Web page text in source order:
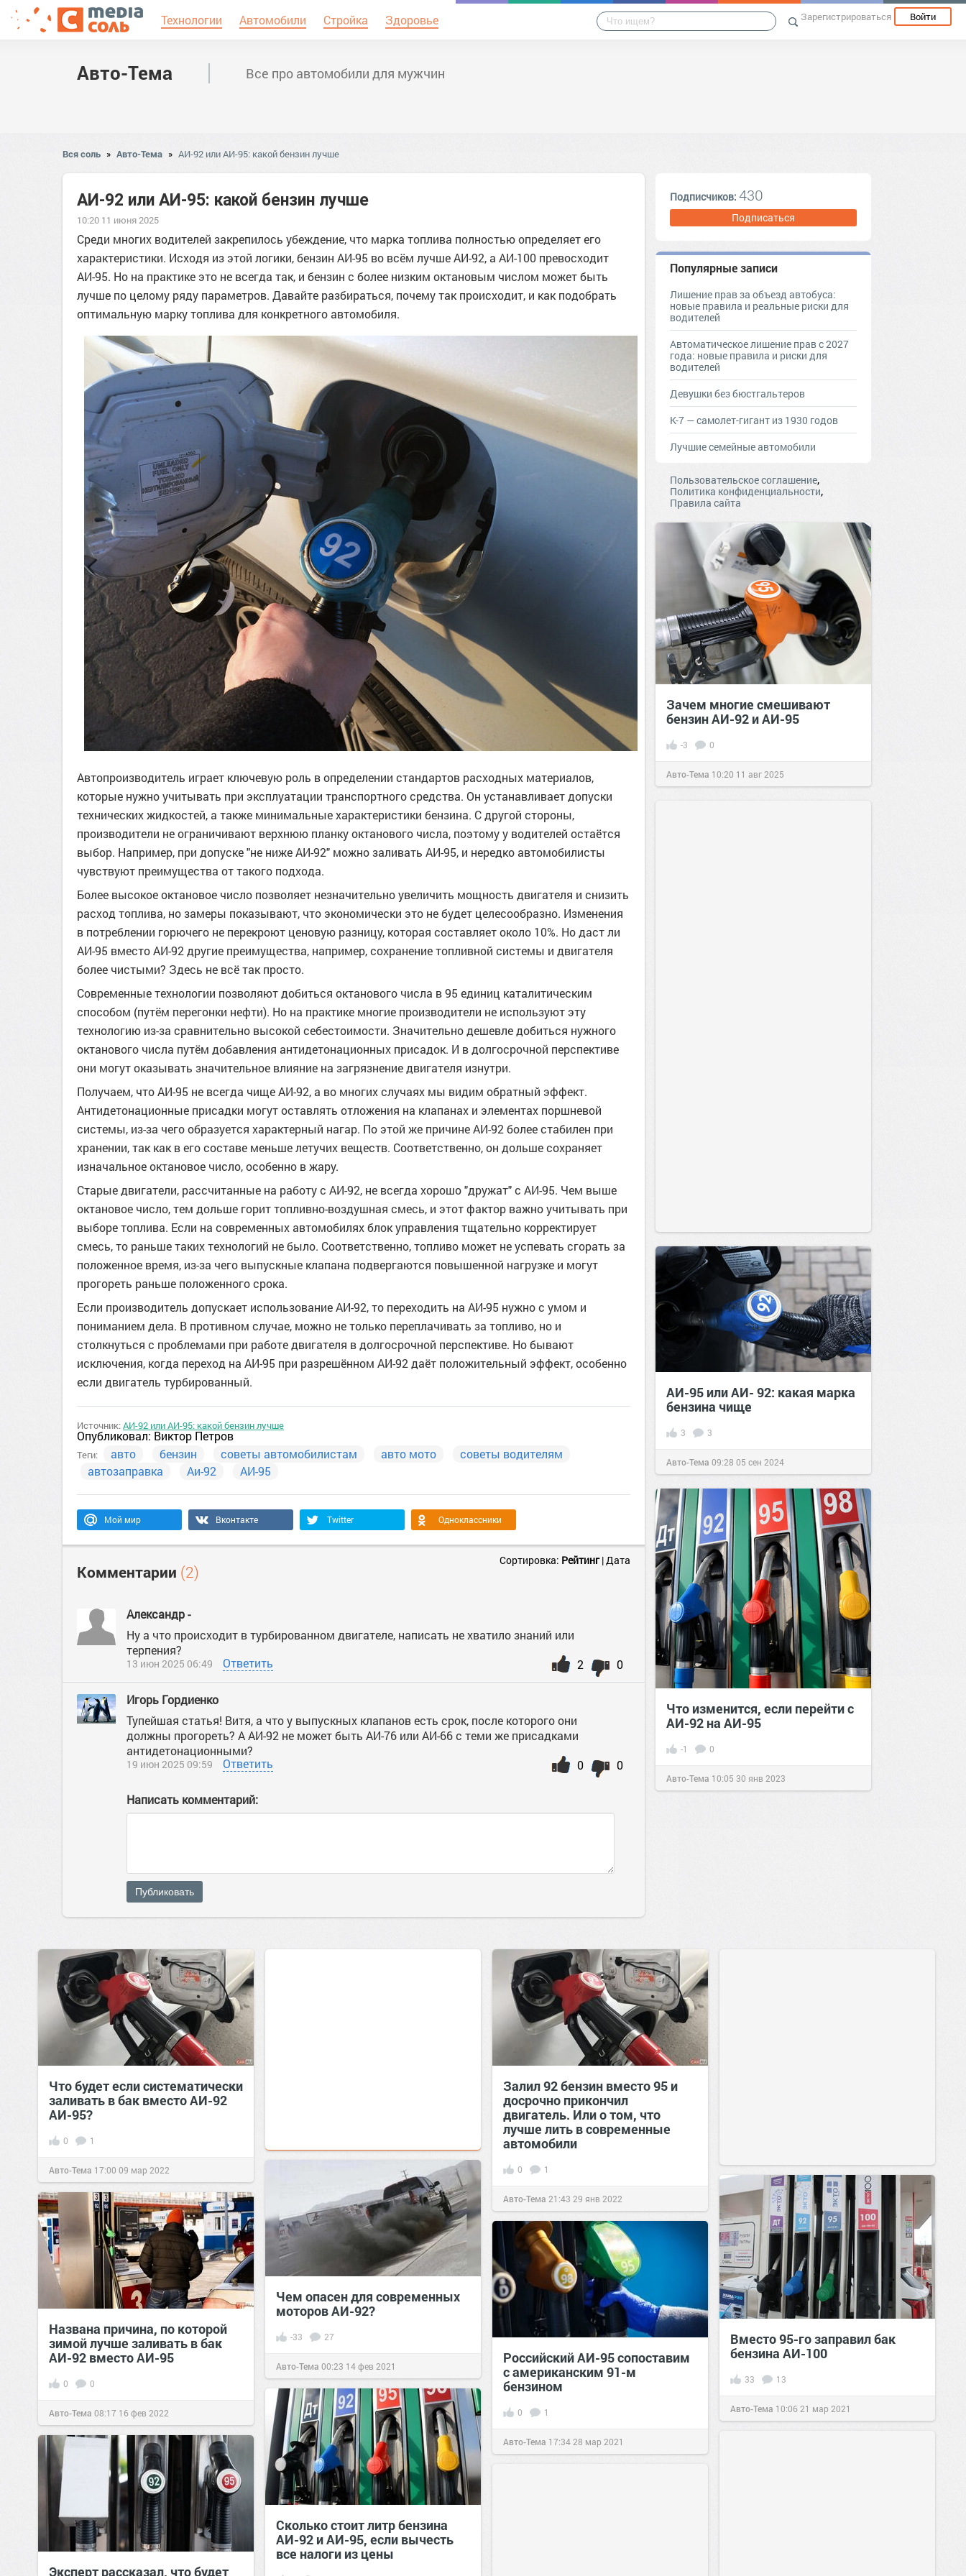
Технологии Автомобили Стройка Здоровье Зарегистрироваться Войти
Авто-Тема Все про автомобили для мужчин
Вся соль » Авто-Тема » АИ-92 или АИ-95: какой бензин лучше
АИ-92 или АИ-95: какой бензин лучше
10:20 11 июня 2025
Среди многих водителей закрепилось убеждение, что марка топлива полностью определяет его
характеристики. Исходя из этой логики, бензин АИ-95 во всём лучше АИ-92, а АИ-100 превосходит
АИ-95. Но на практике это не всегда так, и бензин с более низким октановым числом может быть
лучше по целому ряду параметров. Давайте разбираться, почему так происходит, и как подобрать
оптимальную марку топлива для конкретного автомобиля.
Автопроизводитель играет ключевую роль в определении стандартов расходных материалов,
которые нужно учитывать при эксплуатации транспортного средства. Он устанавливает допуски
технических жидкостей, а также минимальные характеристики бензина. С другой стороны,
производители не ограничивают верхнюю планку октанового числа, поэтому у водителей остаётся
выбор. Например, при допуске "не ниже АИ-92" можно заливать АИ-95, и нередко автомобилисты
чувствуют преимущества от такого подхода.
Более высокое октановое число позволяет незначительно увеличить мощность двигателя и снизить
расход топлива, но замеры показывают, что экономически это не будет целесообразно. Изменения
в потреблении горючего не перекроют ценовую разницу, которая составляет около 10%. Но даст ли
АИ-95 вместо АИ-92 другие преимущества, например, сохранение топливной системы и двигателя
более чистыми? Здесь не всё так просто.
Современные технологии позволяют добиться октанового числа в 95 единиц каталитическим
способом (путём перегонки нефти). Но на практике многие производители не используют эту
технологию из-за сравнительно высокой себестоимости. Значительно дешевле добиться нужного
октанового числа путём добавления антидетонационных присадок. И в долгосрочной перспективе
они могут оказывать значительное влияние на загрязнение двигателя изнутри.
Получаем, что АИ-95 не всегда чище АИ-92, а во многих случаях мы видим обратный эффект.
Антидетонационные присадки могут оставлять отложения на клапанах и элементах поршневой
системы, из-за чего образуется характерный нагар. По этой же причине АИ-92 более стабилен при
хранении, так как в его составе меньше летучих веществ. Соответственно, он дольше сохраняет
изначальное октановое число, особенно в жару.
Старые двигатели, рассчитанные на работу с АИ-92, не всегда хорошо "дружат" с АИ-95. Чем выше
октановое число, тем дольше горит топливно-воздушная смесь, и этот фактор важно учитывать при
выборе топлива. Если на современных автомобилях блок управления тщательно корректирует
смесь, то раньше таких технологий не было. Соответственно, топливо может не успевать сгорать за
положенное время, из-за чего выпускные клапана подвергаются повышенной нагрузке и могут
прогореть раньше положенного срока.
Если производитель допускает использование АИ-92, то переходить на АИ-95 нужно с умом и
пониманием дела. В противном случае, можно не только переплачивать за топливо, но и
столкнуться с проблемами при работе двигателя в долгосрочной перспективе. Но бывают
исключения, когда переход на АИ-95 при разрешённом АИ-92 даёт положительный эффект, особенно
если двигатель турбированный.
Источник:АИ-92 или АИ-95: какой бензин лучше
Опубликовал: Виктор Петров
Теги: авто бензин советы автомобилистам авто мото
советы водителям
автозаправка
Аи-92 АИ-95
Мой мир Вконтакте Twitter Одноклассники
Комментарии (2)
Сортировка: Рейтинг|Дата
Александр -
Ну а что происходит в турбированном двигателе, написать не хватило знаний или
терпения?
13 июн 2025 06:49 Ответить 0
2
Игорь Гордиенко
Тупейшая статья! Витя, а что у выпускных клапанов есть срок, после которого они
должны прогореть? А АИ-92 не может быть АИ-76 или АИ-66 с теми же присадками
антидетонационными?
19 июн 2025 09:59 Ответить 0
0
Написать комментарий:
Публиковать
Подписчиков: 430
Подписаться
Популярные записи
Лишение прав за объезд автобуса:
новые правила и реальные риски для
водителей
Автоматическое лишение прав с 2027
года: новые правила и риски для
водителей
Девушки без бюстгальтеров
К-7 — самолет-гигант из 1930 годов
Лучшие семейные автомобили
Пользовательское соглашение,
Политика конфиденциальности,
Правила сайта
Зачем многие смешивают
бензин АИ-92 и АИ-95
-3 0
Авто-Тема 10:20 11 авг 2025
АИ-95 или АИ- 92: какая марка
бензина чище
3 3
Авто-Тема 09:28 05 сен 2024
Что изменится, если перейти с
АИ-92 на АИ-95
-1 0
Авто-Тема 10:05 30 янв 2023
Что будет если систематически
заливать в бак вместо АИ-92
АИ-95?
0 1
Авто-Тема 17:00 09 мар 2022
Залил 92 бензин вместо 95 и
досрочно прикончил
двигатель. Или о том, что
лучше лить в современные
автомобили
0 1
Авто-Тема 21:43 29 янв 2022
Чем опасен для современных
моторов АИ-92?
-33 27
Авто-Тема 00:23 14 фев 2021
Вместо 95-го заправил бак
бензина АИ-100
33 13
Авто-Тема 10:06 21 мар 2021
Названа причина, по которой
зимой лучше заливать в бак
АИ-92 вместо АИ-95
0 0
Авто-Тема 08:17 16 фев 2022
Российский АИ-95 сопоставим
с американским 91-м
бензином
0 1
Авто-Тема 17:34 28 мар 2021
Сколько стоит литр бензина
АИ-92 и АИ-95, если вычесть
все налоги из цены
Эксперт рассказал, что будет